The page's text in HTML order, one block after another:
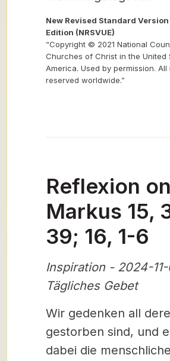
New Revised Standard
Edition (NRSVUE)
“Copyright © 2021 National
Churches of Christ in the United
America. Used by permission. All
reserved worldwide.”
Reflexion on
Markus 15,
39; 16, 1-6
Inspiration - 2024-
Tägliches Gebet
Wir gedenken all
gestorben sind, und
dabei die